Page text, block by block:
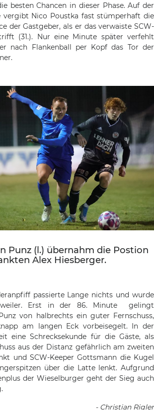
besten Chancen in dieser Phase. Auf der
vergibt Nico Poustka fast stümperhaft die
der Gastgeber, als er das verwaiste SCW-
(31.). Nur eine Minute später verfehlt
nach Flankenball per Kopf das Tor der
Punz (l.) übernahm die Postion
Alex Hiesberger.
passierte Lange nichts und wurde
Erst in der 86. Minute gelingt
von halbrechts ein guter Fernschuss,
am langen Eck vorbeisegelt. In der
eine Schrecksekunde für die Gäste, als
aus der Distanz gefährlich am zweiten
und SCW-Keeper Gottsmann die Kugel
über die Latte lenkt. Aufgrund
der Wieselburger geht der Sieg auch
- Christian Rigler